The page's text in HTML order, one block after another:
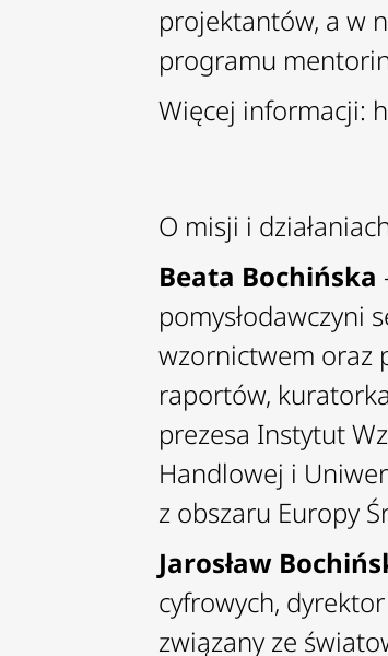
projektantów, a w
programu
Więcej informacji:
O misji i
Beata Bochińska
pomysłodawczyni
wzornictwem oraz
raportów,
prezesa Instytut
Handlowej i
z obszaru Europy
Jarosław
cyfrowych,
związany ze